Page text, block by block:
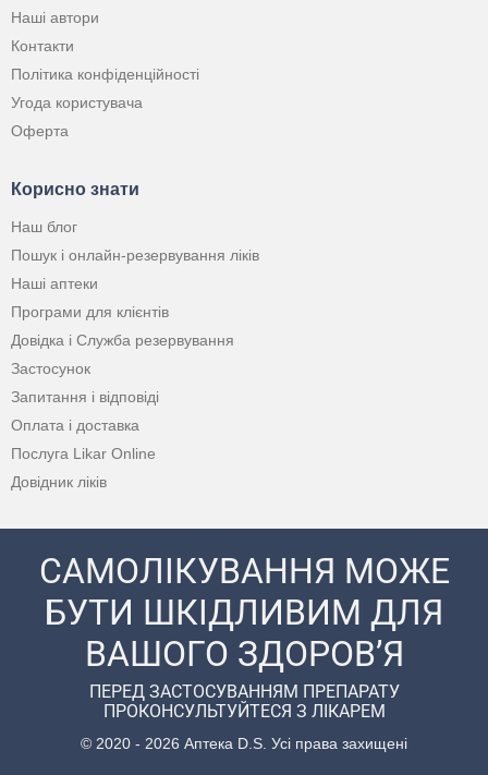
Наші автори
Контакти
Політика конфіденційності
Угода користувача
Оферта
Корисно знати
Наш блог
Пошук і онлайн-резервування ліків
Наші аптеки
Програми для клієнтів
Довідка і Служба резервування
Застосунок
Запитання і відповіді
Оплата і доставка
Послуга Likar Online
Довідник ліків
САМОЛІКУВАННЯ МОЖЕ
БУТИ ШКІДЛИВИМ ДЛЯ
ВАШОГО ЗДОРОВ’Я
ПЕРЕД ЗАСТОСУВАННЯМ ПРЕПАРАТУ
ПРОКОНСУЛЬТУЙТЕСЯ З ЛІКАРЕМ
© 2020 - 2026 Аптека D.S. Усі права захищені